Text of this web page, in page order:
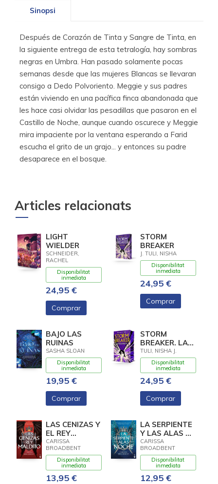
Sinopsi
Después de Corazón de Tinta y Sangre de Tinta, en
la siguiente entrega de esta tetralogía, hay sombras
negras en Umbra. Han pasado solamente pocas
semanas desde que las mujeres Blancas se llevaran
consigo a Dedo Polvoriento. Meggie y sus padres
están viviendo en una pacífica finca abandonada que
les hace casi olvidar las pesadillas que pasaron en el
Castillo de Noche, aunque cuando oscurece y Meggie
mira impaciente por la ventana esperando a Farid
escucha el grito de un grajo... y entonces su padre
desaparece en el bosque.
Articles relacionats
LIGHT
WIELDER
SCHNEIDER,
RACHEL
Disponibilitat
inmediata
24,95 €
Comprar
STORM
BREAKER
J. TULI, NISHA
Disponibilitat
inmediata
24,95 €
Comprar
BAJO LAS
RUINAS
SASHA SLOAN
Disponibilitat
inmediata
19,95 €
Comprar
STORM
BREAKER. LA
TRENCATEMPESTES
TULI, NISHA J.
Disponibilitat
inmediata
24,95 €
Comprar
LAS CENIZAS Y
EL REY
MALDITO
CARISSA
BROADBENT
Disponibilitat
inmediata
13,95 €
LA SERPIENTE
Y LAS ALAS DE
LA NOCHE
CARISSA
BROADBENT
Disponibilitat
inmediata
12,95 €